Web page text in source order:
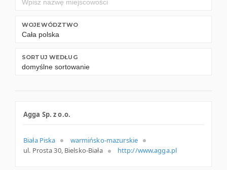
WOJEWÓDZTWO
SORTUJ WEDŁUG
Agga Sp. z o.o.
Biała Piska
warmińsko-mazurskie
ul. Prosta 30, Bielsko-Biała
http://www.agga.pl